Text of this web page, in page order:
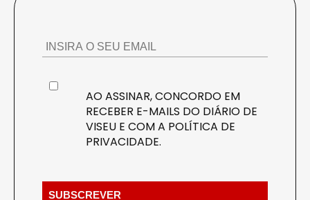
AO ASSINAR, CONCORDO EM
RECEBER E-MAILS DO DIÁRIO DE
VISEU E COM A POLÍTICA DE
PRIVACIDADE.